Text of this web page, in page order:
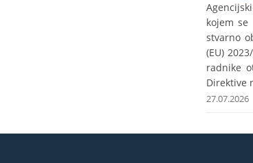
kojem
stvarno
(EU)
radnike
Direktive
27.07.2026